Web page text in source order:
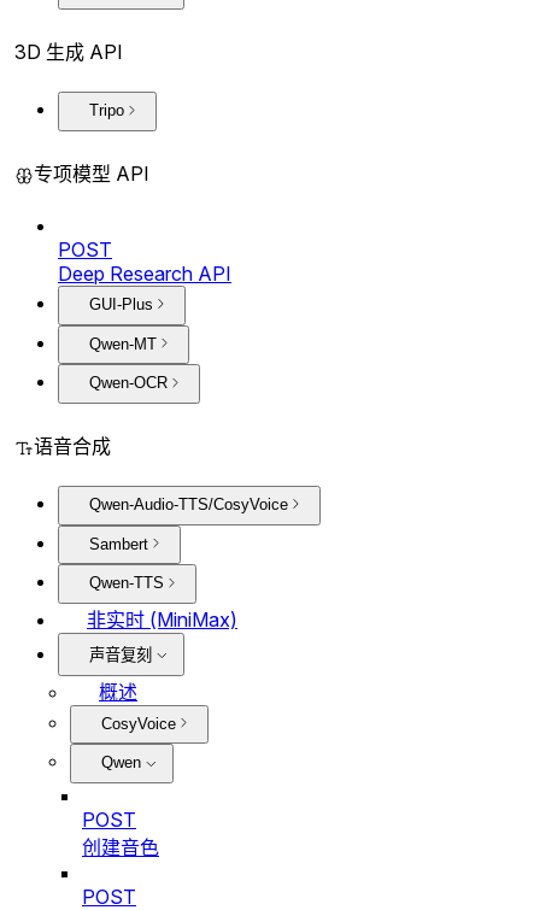
3D 生成 API
Tripo
专项模型 API
POST
Deep Research API
GUI-Plus
Qwen-MT
Qwen-OCR
语音合成
Qwen-Audio-TTS/CosyVoice
Sambert
Qwen-TTS
非实时 (MiniMax)
声音复刻
概述
CosyVoice
Qwen
POST
创建音色
POST